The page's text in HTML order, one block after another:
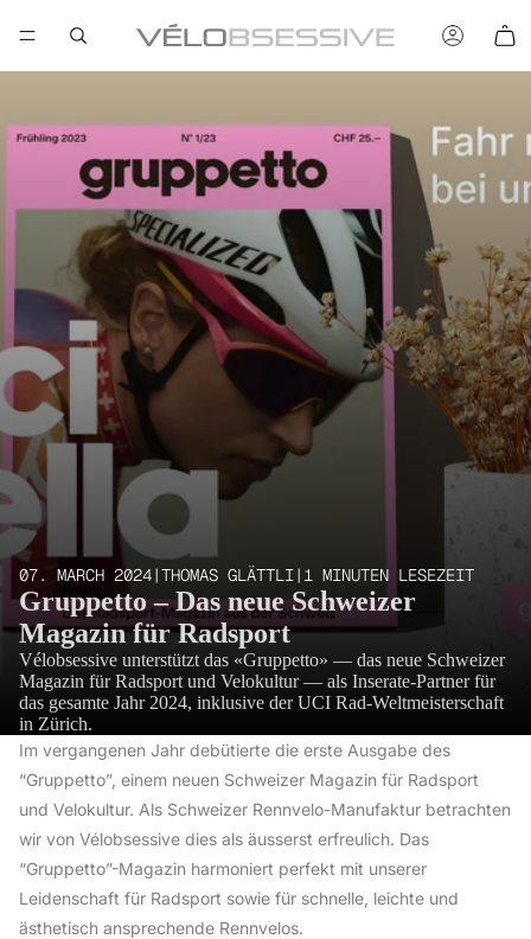
07. MARCH 2024|THOMAS GLÄTTLI| 1 MINUTEN LESEZEIT
Gruppetto – Das neue Schweizer
Magazin für Radsport
Vélobsessive unterstützt das «Gruppetto» — das neue Schweizer
Magazin für Radsport und Velokultur — als Inserate-Partner für
das gesamte Jahr 2024, inklusive der UCI Rad-Weltmeisterschaft
in Zürich.
Im vergangenen Jahr debütierte die erste Ausgabe des
“Gruppetto”, einem neuen Schweizer Magazin für Radsport
und Velokultur. Als Schweizer Rennvelo-Manufaktur betrachten
wir von Vélobsessive dies als äusserst erfreulich. Das
“Gruppetto”-Magazin harmoniert perfekt mit unserer
Leidenschaft für Radsport sowie für schnelle, leichte und
ästhetisch ansprechende Rennvelos.